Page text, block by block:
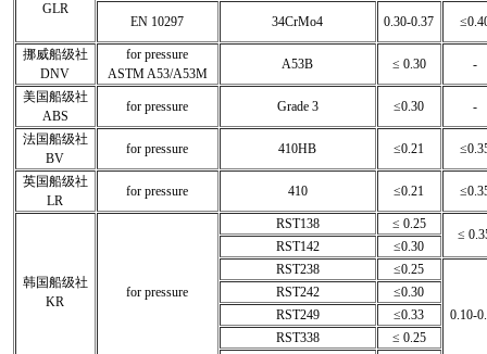
GLR
EN 10297 34CrMo4 0.30-0.37
挪威船级社
DNV
for pressure
ASTM A53/A53M
A53B ≤ 0.30 -
美国船级社
ABS
for pressure Grade 3 ≤0.30 -
法国船级社
BV
for pressure 410HB ≤0.21
英国船级社
LR
for pressure 410 ≤0.21
韩国船级社
KR
for pressure
RST138 ≤ 0.25
≤
RST142
≤0.30
RST238
≤0.25
0.10-
RST242
≤0.30
RST249
≤0.33
RST338
≤ 0.25